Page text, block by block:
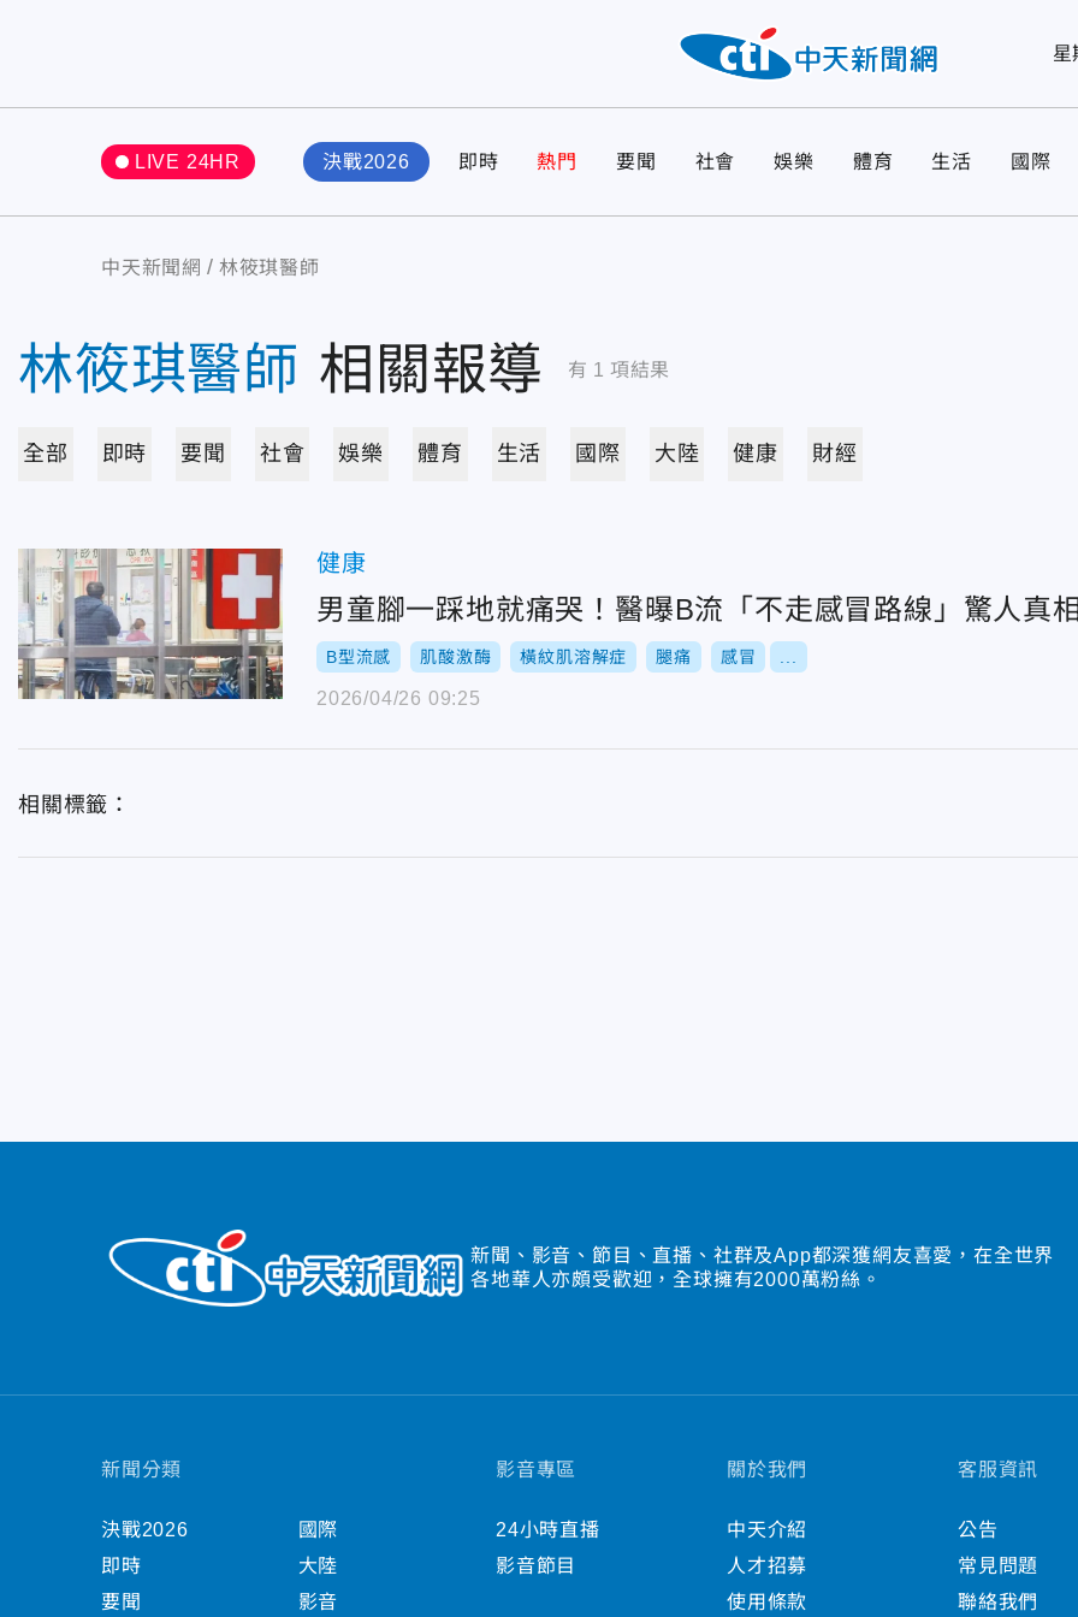
星
LIVE 24HR 決戰2026 即時 熱門 要聞 社會 娛樂 體育 生活 國際
中天新聞網 林筱琪醫師
林筱琪醫師 相關報導 有 1 項結果
全部 即時 要聞 社會 娛樂 體育 生活 國際 大陸 健康 財經
健康
男童腳一踩地就痛哭！醫曝B流「不走感冒路線」驚人真
B型流感 肌酸激酶 橫紋肌溶解症 腿痛 感冒
2026/04/26 09:25
相關標籤：
新聞、影音、節目、直播、社群及App都深獲網友喜愛，在全世界
各地華人亦頗受歡迎，全球擁有2000萬粉絲。
新聞分類
決戰2026
即時
要聞
國際
大陸
影音
影音專區
24小時直播
影音節目
關於我們
中天介紹
人才招募
使用條款
客服資訊
公告
常見問題
聯絡我們